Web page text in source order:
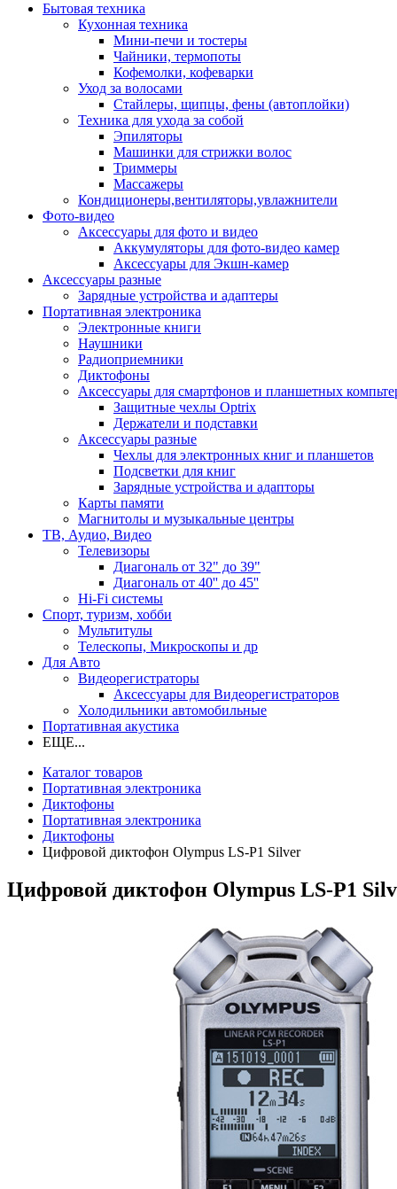
Бытовая техника
Кухонная техника
Мини-печи и тостеры
Чайники, термопоты
Кофемолки, кофеварки
Уход за волосами
Стайлеры, щипцы, фены (автоплойки)
Техника для ухода за собой
Эпиляторы
Машинки для стрижки волос
Триммеры
Массажеры
Кондиционеры,вентиляторы,увлажнители
Фото-видео
Аксессуары для фото и видео
Аккумуляторы для фото-видео камер
Аксессуары для Экшн-камер
Аксессуары разные
Зарядные устройства и адаптеры
Портативная электроника
Электронные книги
Наушники
Радиоприемники
Диктофоны
Аксессуары для смартфонов и планшетных
Защитные чехлы Optrix
Держатели и подставки
Аксессуары разные
Чехлы для электронных книг и планшетов
Подсветки для книг
Зарядные устройства и адапторы
Карты памяти
Магнитолы и музыкальные центры
ТВ, Аудио, Видео
Телевизоры
Диагональ от 32" до 39"
Диагональ от 40'' до 45''
Hi-Fi системы
Спорт, туризм, хобби
Мультитулы
Телескопы, Микроскопы и др
Для Авто
Видеорегистраторы
Аксессуары для Видеорегистраторов
Холодильники автомобильные
Портативная акустика
ЕЩЕ...
Каталог товаров
Портативная электроника
Диктофоны
Портативная электроника
Диктофоны
Цифровой диктофон Olympus LS-P1 Silver
Цифровой диктофон Olympus LS-P1